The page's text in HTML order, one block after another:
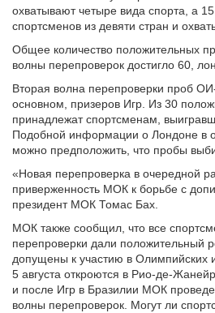
охватывают четыре вида спорта, а
спортсменов из девяти стран и
Общее количество положительных
волны перепроверок достигло 60,
Вторая волна перепроверки проб
основном, призеров Игр. Из 30
принадлежат спортсменам,
Подобной информации о Лондоне в
можно предположить, что пробы
«Новая перепроверка в очередной
приверженность МОК к борьбе с
президент МОК Томас Бах.
МОК также сообщил, что все
перепроверки дали положительный
допущены к участию в Олимпийских
5 августа откроются в Рио-де-
и после Игр в Бразилии МОК
волны перепроверок. Могут ли